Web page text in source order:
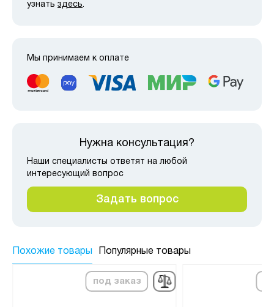
узнать здесь.
Мы принимаем к оплате
Нужна консультация?
Наши специалисты ответят на любой
интересующий вопрос
Задать вопрос
Похожие товары Популярные товары
под заказ